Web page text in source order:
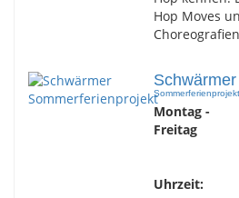
Hop Moves
Schwärmer
Sommerferienprojekt
Montag -
Freitag
Uhrzeit: